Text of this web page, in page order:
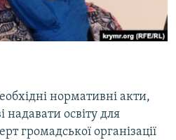
нормативні акти,
освіту для
громадської організації